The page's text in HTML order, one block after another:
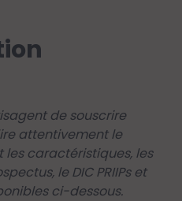
de souscrire
attentivement le
caractéristiques, les
le DIC PRIIPs et
ci-dessous.